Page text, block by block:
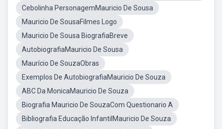
Cebolinha PersonagemMauricio De Sousa
Mauricio De SousaFilmes Logo
Mauricio De Sousa BiografiaBreve
AutobiografiaMauricio De Sousa
Maurício De SouzaObras
Exemplos De AutobiografiaMauricio De Souza
ABC Da MonicaMauricio De Souza
Biografia Mauricio De SouzaCom Questionario A
Bibliografia Educação InfantilMauricio De Souza